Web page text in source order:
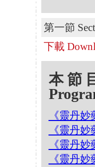
第一節
下載
本節
《靈丹
《靈丹
《靈丹
《靈丹